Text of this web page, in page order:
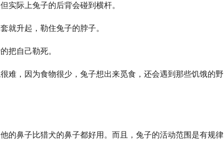
实际上兔子的后背会碰到横杆。
就升起，勒住兔子的脖子。
把自己勒死。
难，因为食物很少，兔子想出来觅食，还会遇到那些饥饿的野
的鼻子比猎犬的鼻子都好用。而且，兔子的活动范围是有规律